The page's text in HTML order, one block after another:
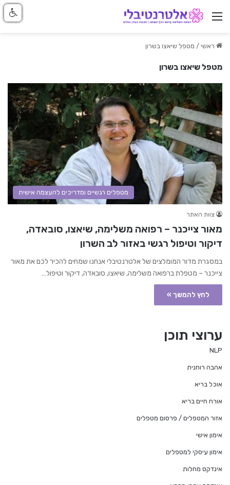
ניווט באתר
ראשי / מטפל שיאצו בשרון
מטפל שיאצו בשרון
מטפלים רגשיים ומדריכים להעצמה אישית
צוות האתר
מאור צייכנר – רפואה משלימה, שיאצו, סובאדה,
דיקור וטיפול רגשי באזור לב השרון
במסגרת מדור המומלצים של אלטרנטיבלי אנחנו שמחים להכיר לכם את מאור
צייכנר – מטפלת ברפואה משלימה, שיאצו, סובאדה, דיקור וטיפול…
לחץ להמשך »
ערוצי תוכן
NLP
אהבה רוחנית
אוכל בריא
אורח חיים בריא
אזור המטפלים / פרסום מטפלים
אימון אישי
אימון עיסקי למטפלים
אינדקס מחלות